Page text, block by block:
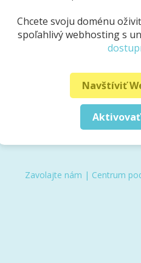
Chcete svoju doménu
spoľahlivý webhosting s
Navštíviť
Zavolajte nám | Centrum